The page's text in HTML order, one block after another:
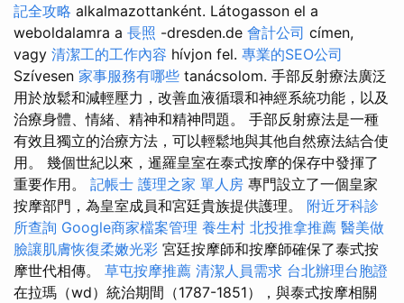
記全攻略 alkalmazottanként. Látogasson el a
weboldalamra a 長照 -dresden.de 會計公司 címen,
vagy 清潔工的工作內容 hívjon fel. 專業的SEO公司
Szívesen 家事服務有哪些 tanácsolom. 手部反射療法廣泛
用於放鬆和減輕壓力，改善血液循環和神經系統功能，以及
治療身體、情緒、精神和精神問題。 手部反射療法是一種
有效且獨立的治療方法，可以輕鬆地與其他自然療法結合使
用。 幾個世紀以來，暹羅皇室在泰式按摩的保存中發揮了
重要作用。 記帳士 護理之家 單人房 專門設立了一個皇家
按摩部門，為皇室成員和宮廷貴族提供護理。 附近牙科診
所查詢 Google商家檔案管理 養生村 北投推拿推薦 醫美做
臉讓肌膚恢復柔嫩光彩 宮廷按摩師和按摩師確保了泰式按
摩世代相傳。 草屯按摩推薦 清潔人員需求 台北辦理台胞證
在拉瑪（wd）統治期間（1787-1851），與泰式按摩相關